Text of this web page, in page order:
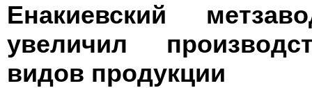
Енакиевский
увеличил
видов продукции